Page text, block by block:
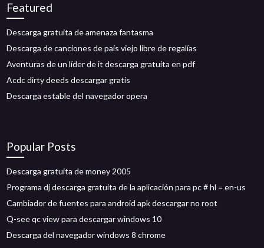
Featured
Descarga gratuita de amenaza fantasma
Descarga de canciones de país viejo libre de regalías
Aventuras de un líder de it descarga gratuita en pdf
Acdc dirty deeds descargar gratis
Descarga estable del navegador opera
Popular Posts
Descarga gratuita de money 2005
Programa dj descarga gratuita de la aplicación para pc # hl = en-us
Cambiador de fuentes para android apk descargar no root
Q-see qc view para descargar windows 10
Descarga del navegador windows 8 chrome